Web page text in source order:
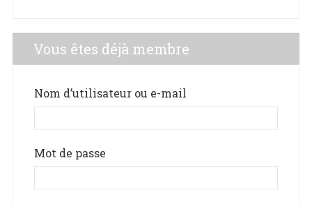
Vous êtes déjà membre
Nom d’utilisateur ou e-mail
Mot de passe